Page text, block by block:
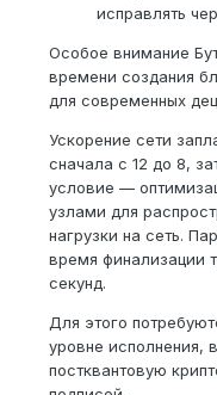
исправлять
Особое внимание
времени создания
для современных
Ускорение сети
сначала с 12 до 8,
условие —
узлами для
нагрузки на сеть.
время финализации
секунд.
Для этого
уровне исполнения,
постквантовую